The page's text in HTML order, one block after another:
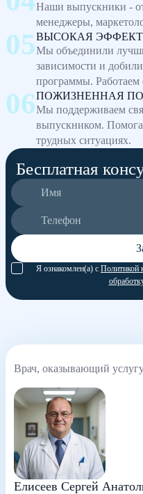
Наши выпускники -
менеджеры,
ВЫСОКАЯ
Мы объединили
зависимости и
программы. Работаем
ПОЖИЗНЕННАЯ
Мы поддерживаем
выпускником.
трудных ситуациях.
Бесплатная
Я ознакомлен(а) с Политикой
Врач, оказывающий
Елисеев Сергей